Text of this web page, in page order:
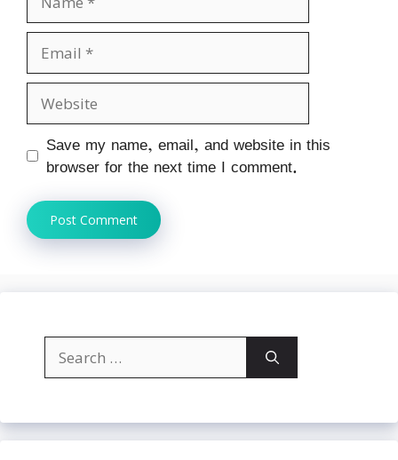
Email
Website
Save my name, email, and website in this
browser for the next time I comment.
Search
for: